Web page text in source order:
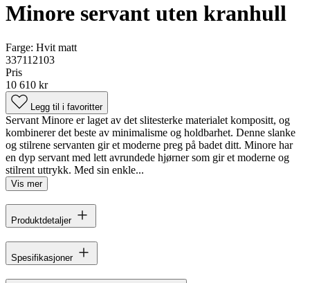
Minore servant uten kranhull
Farge: Hvit matt
337112103
Pris
10 610 kr
Legg til i favoritter
Servant Minore er laget av det slitesterke materialet kompositt, og
kombinerer det beste av minimalisme og holdbarhet. Denne slanke
og stilrene servanten gir et moderne preg på badet ditt. Minore har
en dyp servant med lett avrundede hjørner som gir et moderne og
stilrent uttrykk. Med sin enkle...
Vis mer
Produktdetaljer
Spesifikasjoner